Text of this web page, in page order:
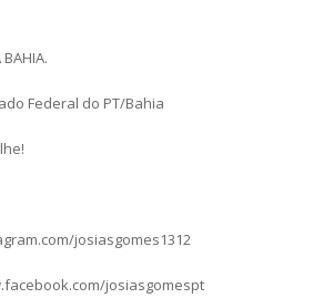
Federal do PT/Bahia
josiasgomes1312
josiasgomespt